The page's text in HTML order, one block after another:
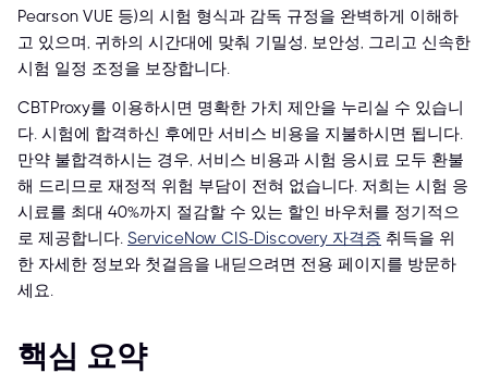
Pearson VUE 등)의 시험 형식과 감독 규정을 완벽하게 이해하
고 있으며, 귀하의 시간대에 맞춰 기밀성, 보안성, 그리고 신속한
시험 일정 조정을 보장합니다.
CBTProxy를 이용하시면 명확한 가치 제안을 누리실 수 있습니
다. 시험에 합격하신 후에만 서비스 비용을 지불하시면 됩니다.
만약 불합격하시는 경우, 서비스 비용과 시험 응시료 모두 환불
해 드리므로 재정적 위험 부담이 전혀 없습니다. 저희는 시험 응
시료를 최대 40%까지 절감할 수 있는 할인 바우처를 정기적으
로 제공합니다. ServiceNow CIS-Discovery 자격증 취득을 위
한 자세한 정보와 첫걸음을 내딛으려면 전용 페이지를 방문하
세요.
핵심 요약